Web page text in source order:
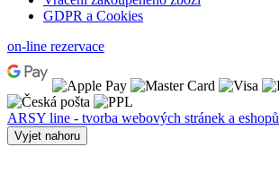
GDPR a Cookies
on-line rezervace
ARSY line - tvorba webových stránek a eshopů
Vyjet nahoru